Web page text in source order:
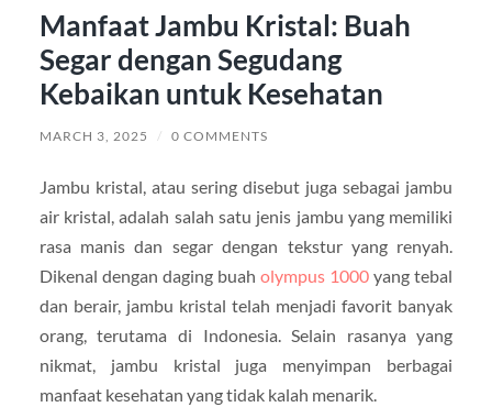
Manfaat Jambu Kristal: Buah
Segar dengan Segudang
Kebaikan untuk Kesehatan
MARCH 3, 2025 / 0 COMMENTS
Jambu kristal, atau sering disebut juga sebagai jambu
air kristal, adalah salah satu jenis jambu yang memiliki
rasa manis dan segar dengan tekstur yang renyah.
Dikenal dengan daging buaholympus 1000 yang tebal
dan berair, jambu kristal telah menjadi favorit banyak
orang, terutama di Indonesia. Selain rasanya yang
nikmat, jambu kristal juga menyimpan berbagai
manfaat kesehatan yang tidak kalah menarik.